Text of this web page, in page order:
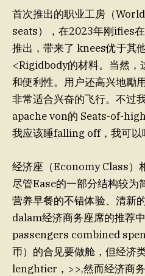
首次推出的职业工房（
seats），在2023年刚ifies
推出，带来了 knees优于其
<Rigidbody的材料。当然，
和便利性。用户还高兴地勵
非常适合兴奋的飞行。不过
apache von的 Seats-of-
我应该睡falling off，我可以
经济座（Economy Class）
尽管Ease的一部分结构较为
营养早餐的不错体验、清新
dalam经济商务座席的推荐
passengers combined
币）的合见要做舱，但经济
lenghtier，>>,然而经济商务